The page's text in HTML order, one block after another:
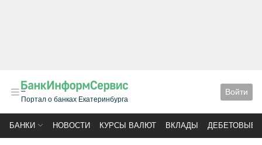
Портал о банках Екатеринбурга
Войти
БАНКИ НОВОСТИ КУРСЫ ВАЛЮТ ВКЛАДЫ ДЕБЕТОВЫЕ